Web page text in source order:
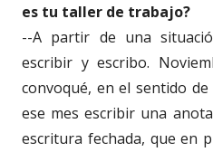
es tu taller de trabajo?
--A partir de una
escribir y escribo.
convoqué, en el sentido
ese mes escribir una
escritura fechada, que en